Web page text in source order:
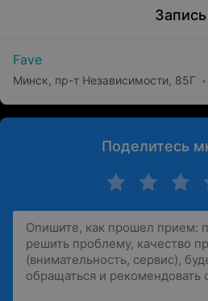
Запись
Fave
Минск, пр-т Независимости, 85Г
Поделитесь